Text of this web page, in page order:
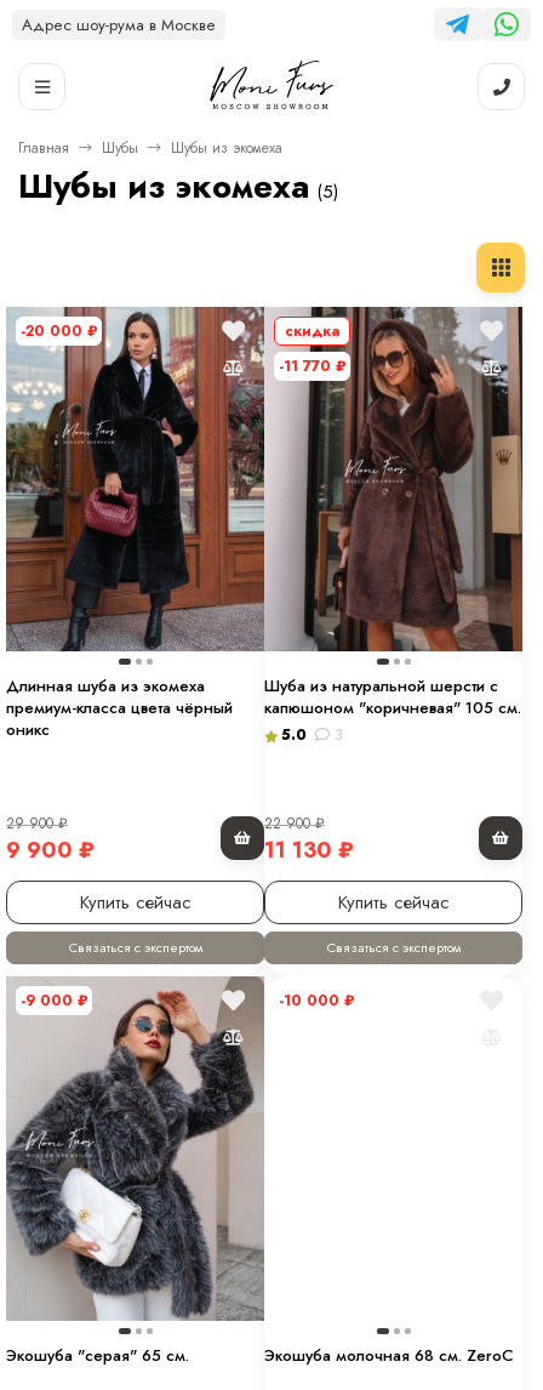
Адрес шоу-рума в Москве
Главная Шубы Шубы из экомеха
Шубы из экомеха (5)
-20 000 ₽
Длинная шуба из экомеха
премиум-класса цвета чёрный
оникс
29 900₽
9 900 ₽
Купить сейчас
Связаться с экспертом
скидка
-11 770 ₽
Шуба из натуральной шерсти с
капюшоном "коричневая" 105 см.
5.0 3
22 900₽
11 130 ₽
Купить сейчас
Связаться с экспертом
-9 000 ₽
Экошуба "серая" 65 см.
-10 000 ₽
Экошуба молочная 68 см. ZeroC